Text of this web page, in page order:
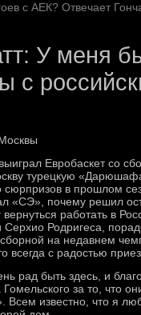
с АЕК? Отвечает
У меня
с
Евробаскет со
турецкую
в прошлом
«СЭ», почему решил
работать в
Родригеса,
на недавнем
всегда с радостью
рад быть здесь, и
за то, что
известно, что я